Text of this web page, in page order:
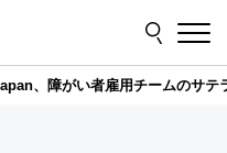
、障がい者雇用チームのサ